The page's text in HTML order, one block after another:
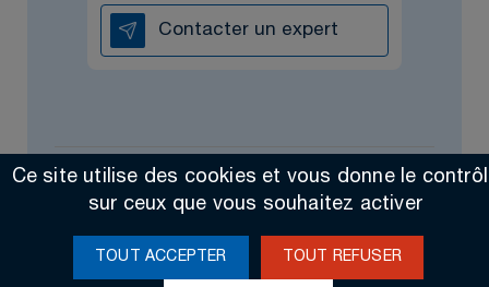
Contacter un expert
Ce site utilise des cookies et vous donne le
sur ceux que vous souhaitez activer
TOUT ACCEPTER TOUT REFUSER